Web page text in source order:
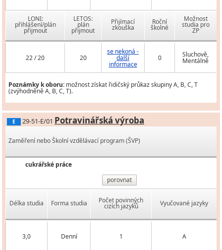
LONI:
přihlášení/plán
přijmout
LETOS:
plán
přijmout
Přijímací
zkouška
Roční
školné
Možnost
studia pro
ZP
22 / 20 20
se nekoná -
další
informace
0 Sluchově,
Mentálně
Poznámky k oboru: možnost získat řidičský průkaz skupiny A, B, C, T
(zvýhodněně A, B, C, T).
E 29-51-E/01 Potravinářská výroba
Zaměření nebo Školní vzdělávací program (ŠVP)
cukrářské práce
porovnat
Délka studia Forma studia Počet povinných
cizích jazyků Vyučované jazyky
3,0 Denní 1 A